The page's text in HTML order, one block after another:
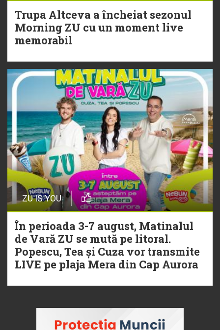
20 Iulie
Torpedoul lui Morar: Theo Rose -
Trupa Altceva a încheiat sezonul
Morning ZU cu un moment live
memorabil
ZU IS YOU
În perioada 3-7 august, Matinalul
de Vară ZU se mută pe litoral.
Popescu, Tea și Cuza vor transmite
LIVE pe plaja Mera din Cap Aurora